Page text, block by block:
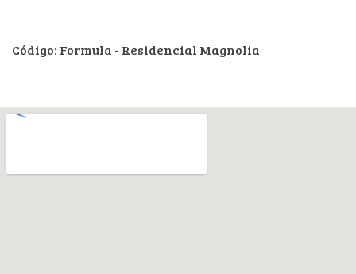
Código: Formula - Residencial Magnolia